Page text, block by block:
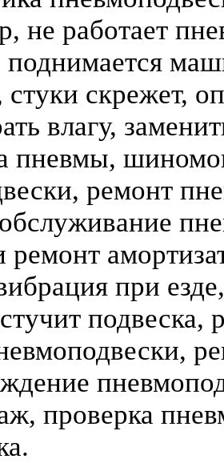
не работает
поднимается
скрежет,
влагу,
пневмы,
ремонт
ремонт
при
подвеска,
проверка